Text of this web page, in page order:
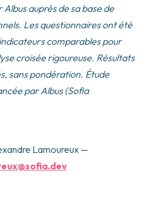
auprès de sa base de
Les questionnaires ont été
comparables pour
croisée rigoureuse. Résultats
sans pondération. Étude
par Albus (Sofia
Lamoureux —